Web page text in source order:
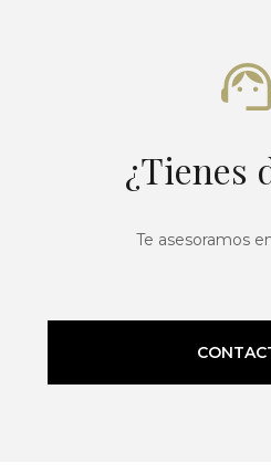
¿Tienes
Te asesoramos